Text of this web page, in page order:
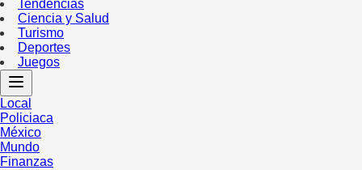
Tendencias
Ciencia y Salud
Turismo
Deportes
Juegos
Local
Policiaca
México
Mundo
Finanzas